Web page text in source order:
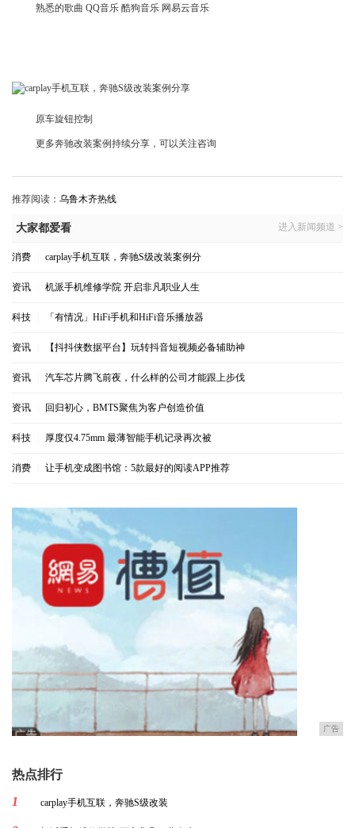
熟悉的歌曲 QQ音乐 酷狗音乐 网易云音乐
原车旋钮控制
更多奔驰改装案例持续分享，可以关注咨询
推荐阅读： 乌鲁木齐热线
大家都爱看 进入新闻频道 >
消费 carplay手机互联，奔驰S级改装案例分
资讯 机派手机维修学院 开启非凡职业人生
科技 「有情况」HiFi手机和HiFi音乐播放器
资讯 【抖抖侠数据平台】玩转抖音短视频必备辅助神
资讯 汽车芯片腾飞前夜，什么样的公司才能跟上步伐
资讯 回归初心，BMTS聚焦为客户创造价值
科技 厚度仅4.75mm 最薄智能手机记录再次被
消费 让手机变成图书馆：5款最好的阅读APP推荐
广告
热点排行
1
carplay手机互联，奔驰S级改装